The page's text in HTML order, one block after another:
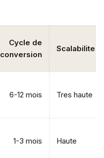
Cycle de
conversion
Scalabilite
6-12 mois Tres haute
1-3 mois Haute